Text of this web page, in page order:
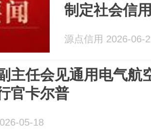
制定社会信
源点信用 2026-06-
主任会见通用电气航
官卡尔普
05-18